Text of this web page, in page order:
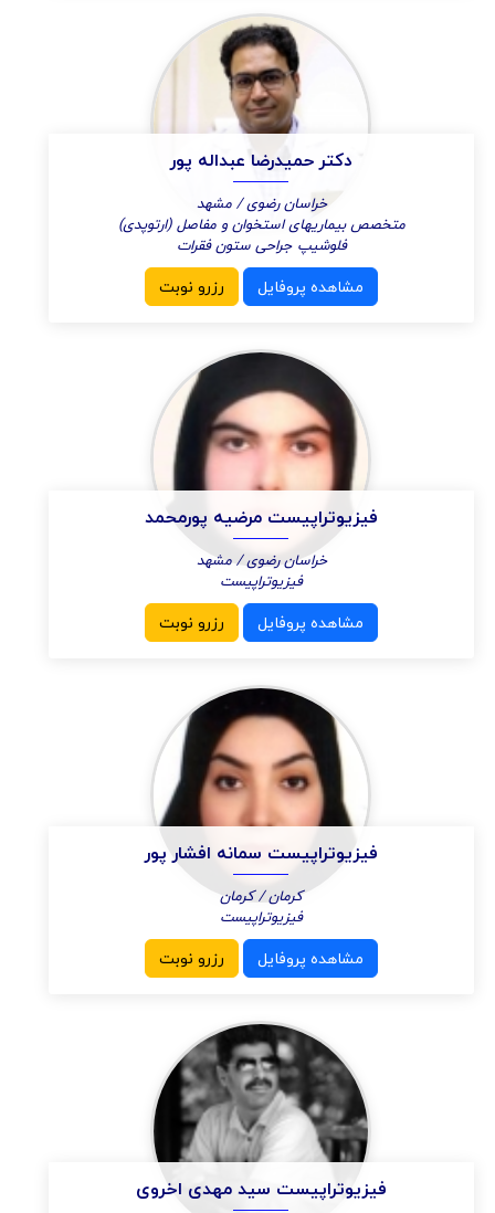
دکتر حمیدرضا عبداله پور
خراسان رضوی / مشهد
متخصص بیماریهای استخوان و مفاصل (ارتوپدی)
فلوشیپ جراحی ستون فقرات
مشاهده پروفایل رزرو نوبت
فیزیوتراپیست مرضیه پورمحمد
خراسان رضوی / مشهد
فیزیوتراپیست
مشاهده پروفایل رزرو نوبت
فیزیوتراپیست سمانه افشار پور
کرمان / کرمان
فیزیوتراپیست
مشاهده پروفایل رزرو نوبت
فیزیوتراپیست سید مهدی اخروی